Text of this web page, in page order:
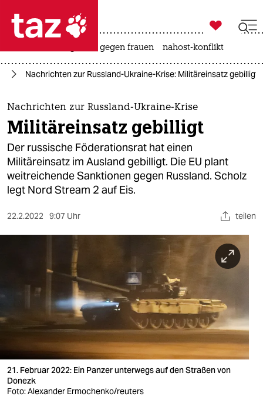
 taz zahl ich
taz zahl ich
themen
politik
öko
gesellschaft
kultur
sport
nord
wahrheit
verlag
verlag
veranstaltungen

taz zahl ich
gewalt gegen frauen nahost-konflikt
Nachrichten zur Russland-Ukraine-Krise: Militäreinsatz gebilligt
Nachrichten zur Russland-Ukraine-Krise
Militäreinsatz gebilligt
Der russische Föderationsrat hat einen
Militäreinsatz im Ausland gebilligt. Die EU plant
weitreichende Sanktionen gegen Russland. Scholz
legt Nord Stream 2 auf Eis.
22.2.2022 9:07 Uhr teilen
21. Februar 2022: Ein Panzer unterwegs auf den Straßen von
Donezk
Foto: Alexander Ermochenko/reuters